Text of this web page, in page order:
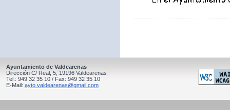
Ayuntamiento de Valdearenas
Dirección C/ Real, 5, 19196 Valdearenas
Tel.: 949 32 35 10 / Fax: 949 32 35 10
E-Mail: ayto.valdearenas@gmail.com